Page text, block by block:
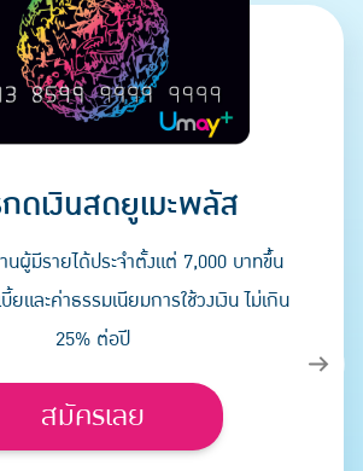
ดเงินสดยูเมะพลัส
ผู้มีรายได้ประจำตั้งแต่ 7,000 บาทขึ้น
และค่าธรรมเนียมการใช้วงเงิน ไม่เกิน
25% ต่อปี
สมัครเลย